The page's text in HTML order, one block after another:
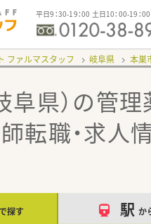
平日9：30-19：00 土日10：00-19：00
ファルマスタッフ 岐阜県 本巣
阜県）の管理
転職・求人
で探す 駅 か